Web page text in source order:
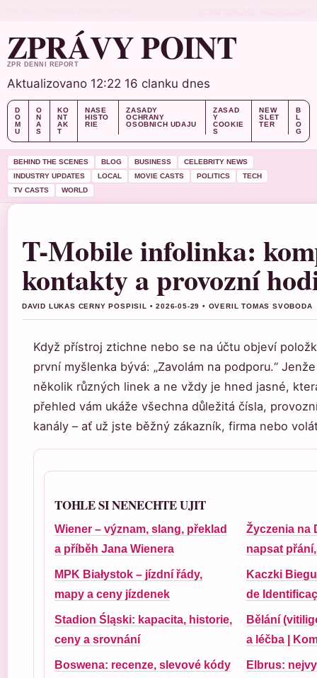
ZPRÁVY POINT
ZPR DENNI REPORT
Aktualizovano 12:22 16 clanku dnes
D
O
M
U
O
N
A
S
KO
NT
AK
T
NASE
HISTO
RIE
ZASADY
OCHRANY
OSOBNICH UDAJU
ZASAD
Y
COOKIE
S
NEW
SLET
TER
B
L
O
G
BEHIND THE SCENES BLOG BUSINESS
CELEBRITY NEWS
INDUSTRY UPDATES
LOCAL MOVIE CASTS POLITICS
TECH
TV CASTS
WORLD
T-Mobile infolinka:
kontakty a provozní
DAVID LUKAS CERNY POSPISIL • 2026-05-29 • OVERIL TOMAS SVOBODA
Když přístroj ztichne nebo se na účtu objeví
první myšlenka bývá: „Zavolám na podporu.“
několik různých linek a ne vždy je hned jasné,
přehled vám ukáže všechna důležitá čísla,
kanály – ať už jste běžný zákazník, firma nebo
TOHLE SI NENECHTE UJIT
Wiener – význam, slang, překlad
a příběh Jana Wienera
Žyczenia na
napsat
MPK Białystok – jízdní řády,
mapy a ceny jízdenek
Kaczki
de
Stadion Śląski: kapacita, historie,
ceny a srovnání
Bělání
a léčba |
Boswena: recenze, slevové kódy
Elbrus: